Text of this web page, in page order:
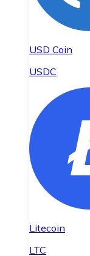
USD Coin
USDC
Litecoin
LTC